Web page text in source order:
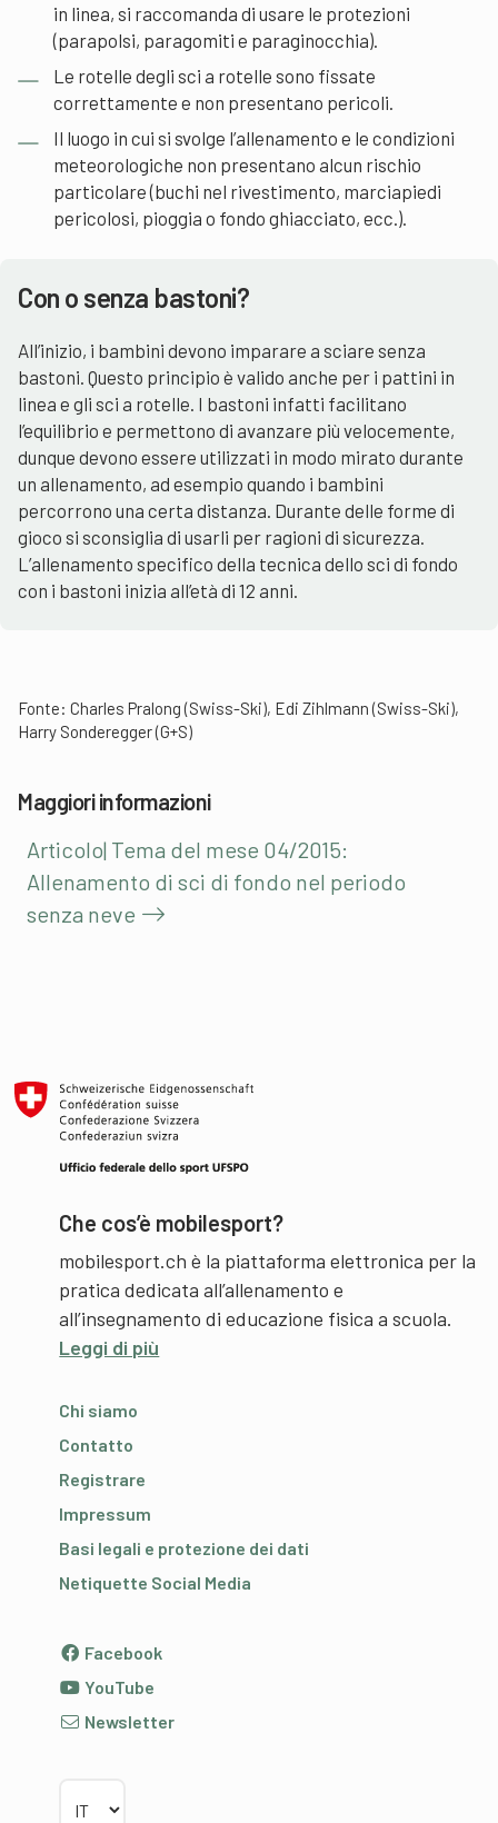
in linea, si raccomanda di usare le protezioni
(parapolsi, paragomiti e paraginocchia).
Le rotelle degli sci a rotelle sono fissate
correttamente e non presentano pericoli.
Il luogo in cui si svolge l’allenamento e le condizioni
meteorologiche non presentano alcun rischio
particolare (buchi nel rivestimento, marciapiedi
pericolosi, pioggia o fondo ghiacciato, ecc.).
Con o senza bastoni?
All’inizio, i bambini devono imparare a sciare senza
bastoni. Questo principio è valido anche per i pattini in
linea e gli sci a rotelle. I bastoni infatti facilitano
l’equilibrio e permettono di avanzare più velocemente,
dunque devono essere utilizzati in modo mirato durante
un allenamento, ad esempio quando i bambini
percorrono una certa distanza. Durante delle forme di
gioco si sconsiglia di usarli per ragioni di sicurezza.
L’allenamento specifico della tecnica dello sci di fondo
con i bastoni inizia all’età di 12 anni.
Fonte: Charles Pralong (Swiss-Ski), Edi Zihlmann (Swiss-Ski),
Harry Sonderegger (G+S)
Maggiori informazioni
Articolo| Tema del mese 04/2015:
Allenamento di sci di fondo nel periodo
senza neve
Che cos’è mobilesport?
mobilesport.ch è la piattaforma elettronica per la
pratica dedicata all’allenamento e
all’insegnamento di educazione fisica a scuola.
Leggi di più
Chi siamo
Contatto
Registrare
Impressum
Basi legali e protezione dei dati
Netiquette Social Media
Facebook
YouTube
Newsletter